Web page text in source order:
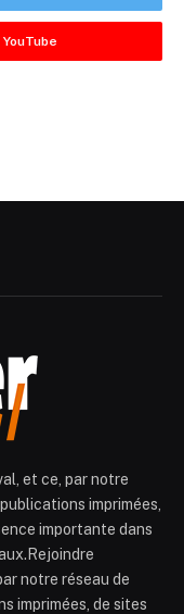
YouTube
et ce, par notre
imprimées,
importante dans
notre réseau de
imprimées, de sites